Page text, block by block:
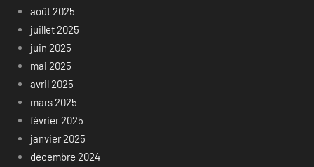
août 2025
juillet 2025
juin 2025
mai 2025
avril 2025
mars 2025
février 2025
janvier 2025
décembre 2024